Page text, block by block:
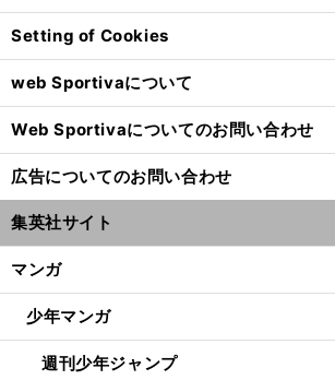
Setting of Cookies
web Sportivaについて
Web Sportivaについてのお問い合わせ
広告についてのお問い合わせ
集英社サイト
マンガ
少年マンガ
週刊少年ジャンプ